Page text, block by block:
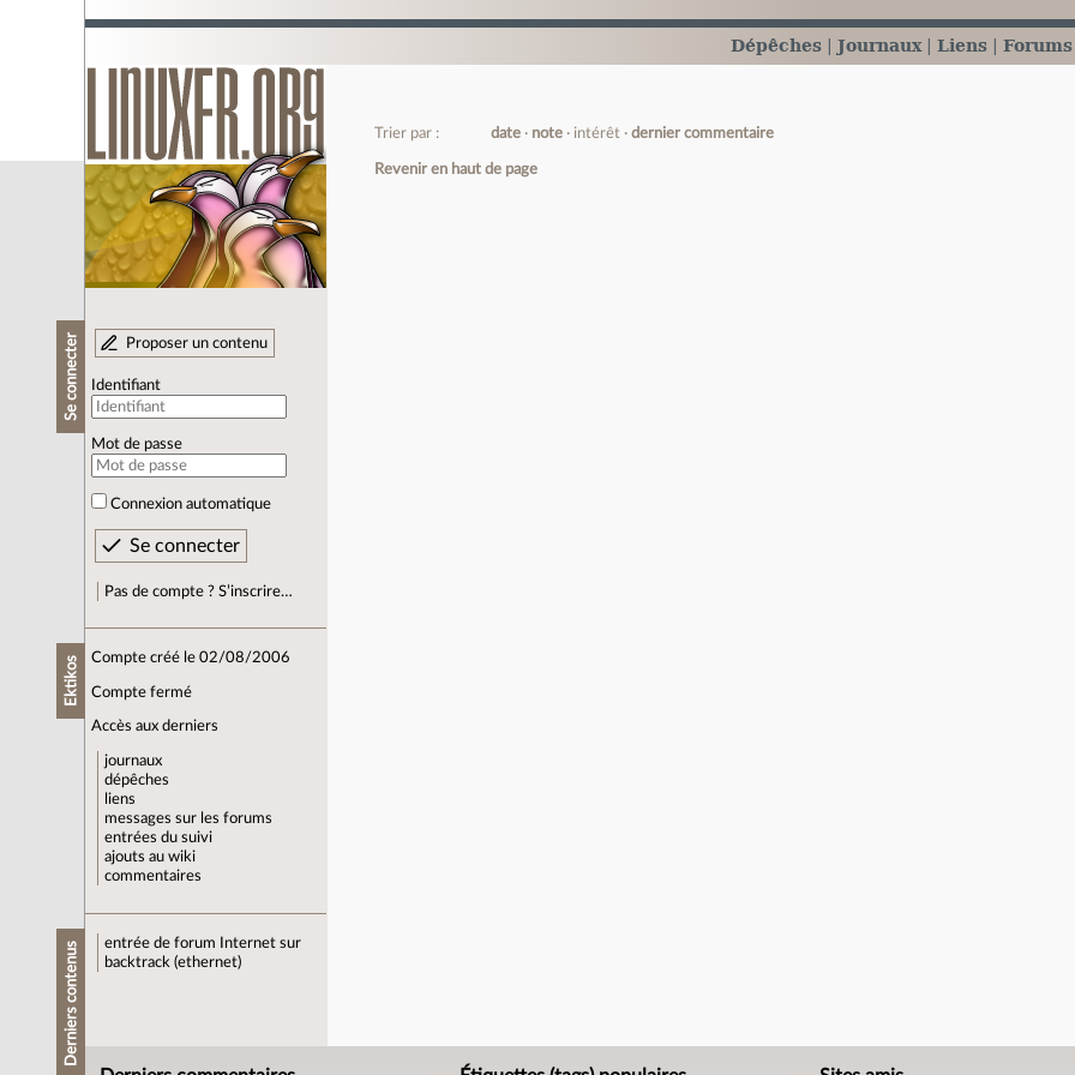
Dépêches Journaux Liens Forums
Se connecter Proposer un contenu
Identifiant
Mot de passe
Connexion automatique
Pas de compte ? S’inscrire…
Ektikos Compte créé le 02/08/2006
Compte fermé
Accès aux derniers
journaux
dépêches
liens
messages sur les forums
entrées du suivi
ajouts au wiki
commentaires
Derniers contenus entrée de forum
Internet sur
backtrack (ethernet)
Trier par : date note intérêt dernier commentaire
Revenir en haut de page